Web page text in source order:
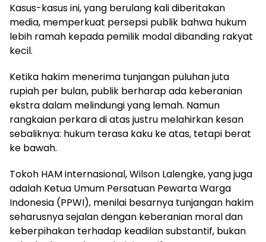
Kasus-kasus ini, yang berulang kali diberitakan
media, memperkuat persepsi publik bahwa hukum
lebih ramah kepada pemilik modal dibanding rakyat
kecil.
Ketika hakim menerima tunjangan puluhan juta
rupiah per bulan, publik berharap ada keberanian
ekstra dalam melindungi yang lemah. Namun
rangkaian perkara di atas justru melahirkan kesan
sebaliknya: hukum terasa kaku ke atas, tetapi berat
ke bawah.
Tokoh HAM internasional, Wilson Lalengke, yang juga
adalah Ketua Umum Persatuan Pewarta Warga
Indonesia (PPWI), menilai besarnya tunjangan hakim
seharusnya sejalan dengan keberanian moral dan
keberpihakan terhadap keadilan substantif, bukan